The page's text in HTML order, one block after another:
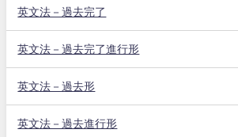
英文法－過去完了
英文法－過去完了進行形
英文法－過去形
英文法－過去進行形